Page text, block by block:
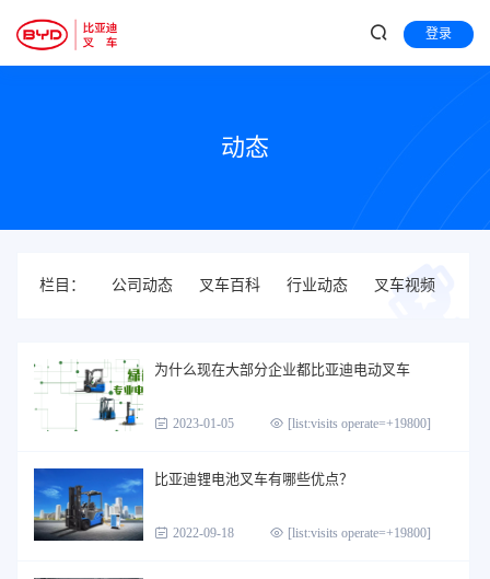
登录
动态
栏目： 公司动态 叉车百科 行业动态 叉车视频
为什么现在大部分企业都比亚迪电动叉车
2023-01-05 [list:visits operate=+19800]
比亚迪锂电池叉车有哪些优点？
2022-09-18 [list:visits operate=+19800]